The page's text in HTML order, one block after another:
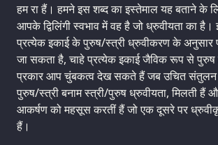
हम रा हैं। हमने इस शब्द का इस्तेमाल यह बताने के
आपके द्विलिंगी स्वभाव में वह है जो ध्रुवीयता का
प्रत्येक इकाई के पुरुष/स्त्री ध्रुवीकरण के अनुसार
जा सकता है, चाहे प्रत्येक इकाई जैविक रूप से पुरुष
प्रकार आप चुंबकत्व देख सकते हैं जब उचित संतुलन
पुरुष/स्त्री बनाम स्त्री/पुरुष ध्रुवीयता, मिलती हैं
आकर्षण को महसूस करतीं हैं जो एक दूसरे पर
हैं।